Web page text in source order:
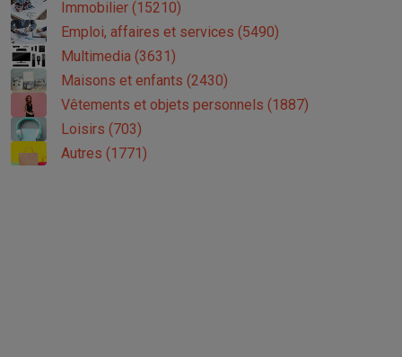
Immobilier (15210)
Emploi, affaires et services (5490)
Multimedia (3631)
Maisons et enfants (2430)
Vêtements et objets personnels (1887)
Loisirs (703)
Autres (1771)